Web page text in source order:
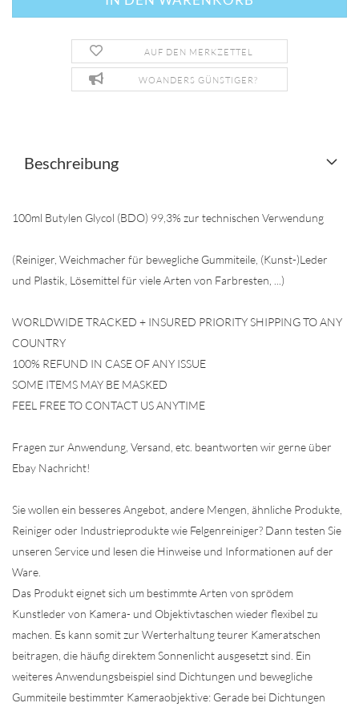
AUF DEN MERKZETTEL
WOANDERS GÜNSTIGER?
Beschreibung
100ml Butylen Glycol (BDO) 99,3% zur technischen Verwendung
(Reiniger, Weichmacher für bewegliche Gummiteile, (Kunst-)Leder
und Plastik, Lösemittel für viele Arten von Farbresten, ...)
WORLDWIDE TRACKED + INSURED PRIORITY SHIPPING TO ANY
COUNTRY
100% REFUND IN CASE OF ANY ISSUE
SOME ITEMS MAY BE MASKED
FEEL FREE TO CONTACT US ANYTIME
Fragen zur Anwendung, Versand, etc. beantworten wir gerne über
Ebay Nachricht!
Sie wollen ein besseres Angebot, andere Mengen, ähnliche Produkte,
Reiniger oder Industrieprodukte wie Felgenreiniger? Dann testen Sie
unseren Service und lesen die Hinweise und Informationen auf der
Ware.
Das Produkt eignet sich um bestimmte Arten von sprödem
Kunstleder von Kamera- und Objektivtaschen wieder flexibel zu
machen. Es kann somit zur Werterhaltung teurer Kameratschen
beitragen, die häufig direktem Sonnenlicht ausgesetzt sind. Ein
weiteres Anwendungsbeispiel sind Dichtungen und bewegliche
Gummiteile bestimmter Kameraobjektive: Gerade bei Dichtungen